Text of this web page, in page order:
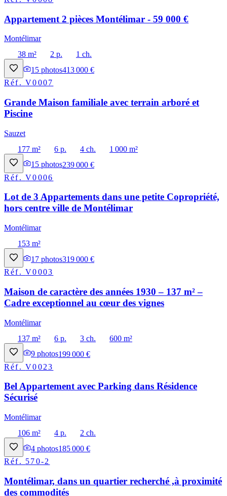
Appartement 2 pièces Montélimar - 59 000 €
Montélimar
38 m²
2 p.
1 ch.
15 photos413 000 €
Réf.V0007
Grande Maison familiale avec terrain arboré et
Piscine
Sauzet
177 m²
6 p. 4 ch.
1 000 m²
15 photos239 000 €
Réf.V0006
Lot de 3 Appartements dans une petite Copropriété,
hors centre ville de Montélimar
Montélimar
153 m²
17 photos319 000 €
Réf.V0003
Maison de caractère des années 1930 – 137 m² –
Cadre exceptionnel au cœur des vignes
Montélimar
137 m²
6 p. 3 ch.
600 m²
9 photos199 000 €
Réf.V0023
Bel Appartement avec Parking dans Résidence
Sécurisé
Montélimar
106 m²
4 p.
2 ch.
4 photos185 000 €
Réf. 570-2
Montélimar, dans un quartier recherché ,à proximité
des commodités